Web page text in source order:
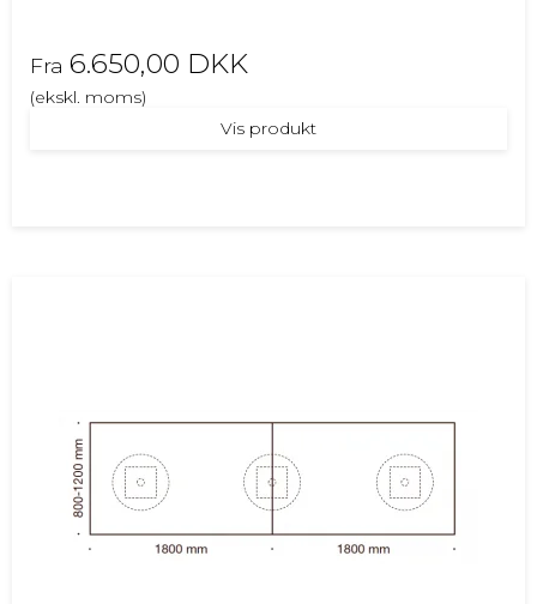
Fra 6.650,00 DKK
(ekskl. moms)
Vis produkt